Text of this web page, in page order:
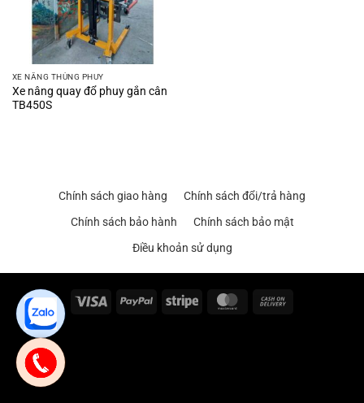
XE NÂNG THÙNG PHUY
Xe nâng quay đổ phuy gắn cân
TB450S
Chính sách giao hàng
Chính sách đổi/trả hàng
Chính sách bảo hành
Chính sách bảo mật
Điều khoản sử dụng
Visa PayPal Stripe MasterCard